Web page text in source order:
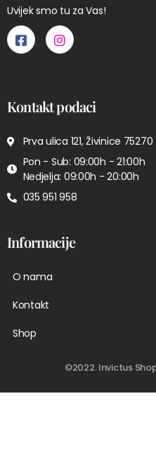
Uvijek smo tu za Vas!
Kontakt podaci
Prva ulica 121, Živinice
Pon - Sub: 09:00h - 21:00h
Nedjelja: 09:00h - 20:00h
035 951 958
Informacije
O nama
Kontakt
Shop
©2022. Invictus